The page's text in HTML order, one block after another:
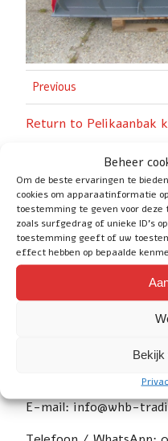
Beheer
Om de beste ervaringen te
cookies om apparaatinformatie
toestemming te geven voor deze
zoals surfgedrag of unieke ID's
toestemming geeft of uw
effect hebben op bepaalde
Bekijk
Previous
Return to Pelikaanbak
Social
Heeft u nog vragen of
E-mail: info@whb-